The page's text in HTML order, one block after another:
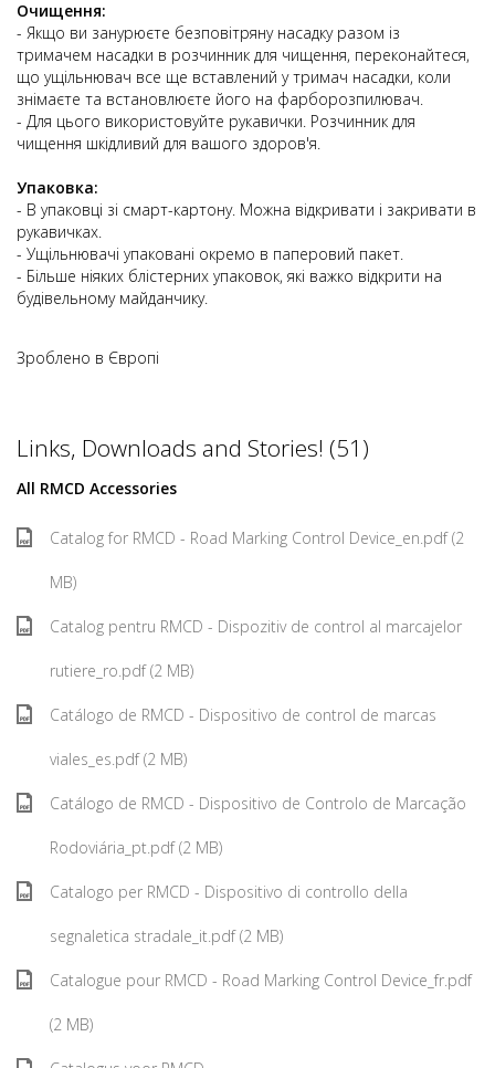
Очищення:
- Якщо ви занурюєте безповітряну насадку разом із
тримачем насадки в розчинник для чищення, переконайтеся,
що ущільнювач все ще вставлений у тримач насадки, коли
знімаєте та встановлюєте його на фарборозпилювач.
- Для цього використовуйте рукавички. Розчинник для
чищення шкідливий для вашого здоров'я.
Упаковка:
- В упаковці зі смарт-картону. Можна відкривати і закривати в
рукавичках.
- Ущільнювачі упаковані окремо в паперовий пакет.
- Більше ніяких блістерних упаковок, які важко відкрити на
будівельному майданчику.
Зроблено в Європі
Links, Downloads and Stories! (51)
All RMCD Accessories
Catalog for RMCD - Road Marking Control Device_en.pdf (2
MB)
Catalog pentru RMCD - Dispozitiv de control al marcajelor
rutiere_ro.pdf (2 MB)
Catálogo de RMCD - Dispositivo de control de marcas
viales_es.pdf (2 MB)
Catálogo de RMCD - Dispositivo de Controlo de Marcação
Rodoviária_pt.pdf (2 MB)
Catalogo per RMCD - Dispositivo di controllo della
segnaletica stradale_it.pdf (2 MB)
Catalogue pour RMCD - Road Marking Control Device_fr.pdf
(2 MB)